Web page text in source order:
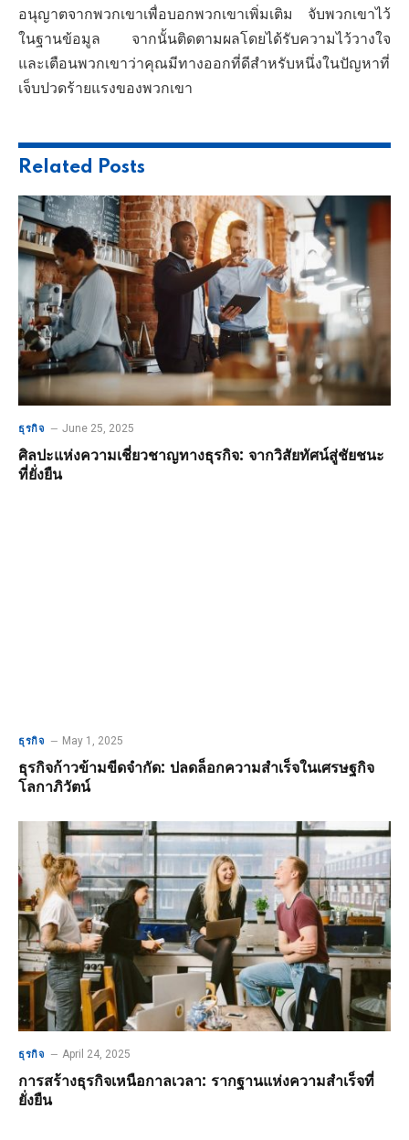
อนุญาตจากพวกเขาเพื่อบอกพวกเขาเพิ่มเติม จับพวกเขาไว้
ในฐานข้อมูล จากนั้นติดตามผลโดยได้รับความไว้วางใจ
และเตือนพวกเขาว่าคุณมีทางออกที่ดีสำหรับหนึ่งในปัญหาที่
เจ็บปวดร้ายแรงของพวกเขา
Related Posts
ธุรกิจ June 25, 2025
ศิลปะแห่งความเชี่ยวชาญทางธุรกิจ: จากวิสัยทัศน์สู่ชัยชนะ
ที่ยั่งยืน
ธุรกิจ May 1, 2025
ธุรกิจก้าวข้ามขีดจำกัด: ปลดล็อกความสำเร็จในเศรษฐกิจ
โลกาภิวัตน์
ธุรกิจ April 24, 2025
การสร้างธุรกิจเหนือกาลเวลา: รากฐานแห่งความสำเร็จที่
ยั่งยืน